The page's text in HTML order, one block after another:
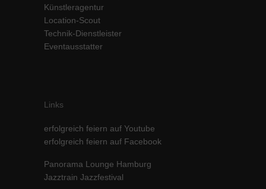
Künstleragentur
Location-Scout
Technik-Dienstleister
Eventausstatter
Links
erfolgreich feiern auf Youtube
erfolgreich feiern auf Facebook
Panorama Lounge Hamburg
Jazztrain Jazzfestival